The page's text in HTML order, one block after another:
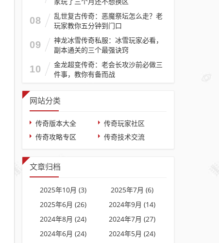
08
乱世复古传奇：恶魔祭坛怎么走？老
玩家教你五分钟到门口
09
神龙冰雪传奇私服：冰雪玩家必看，
副本通关的三个最强诀窍
10
金龙超变传奇：老会长攻沙前必做三
件事，教你有备而战
网站分类
传奇版本大全
传奇玩家社区
传奇攻略专区
传奇技术交流
文章归档
2025年10月 (3)
2025年7月 (6)
2025年6月 (26)
2024年9月 (14)
2024年8月 (24)
2024年7月 (27)
2024年6月 (24)
2024年5月 (24)